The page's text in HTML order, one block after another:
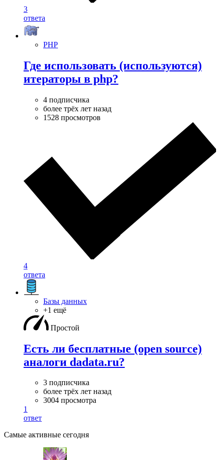
3
ответа
PHP
Где использовать (используются)
итераторы в php?
4 подписчика
более трёх лет назад
1528 просмотров
4
ответа
Базы данных
+1 ещё
Простой
Есть ли бесплатные (open source)
аналоги dadata.ru?
3 подписчика
более трёх лет назад
3004 просмотра
1
ответ
Самые активные сегодня